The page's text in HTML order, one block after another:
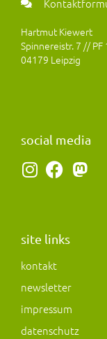
Hartmut Kiewert
Spinnereistr. 7 // PF
04179 Leipzig
social media
I
a
r
a
m
F
b
o
k
M
site links
kontakt
newsletter
impressum
datenschutz